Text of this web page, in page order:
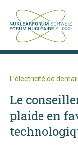
L’électricité de
Le
plaide en